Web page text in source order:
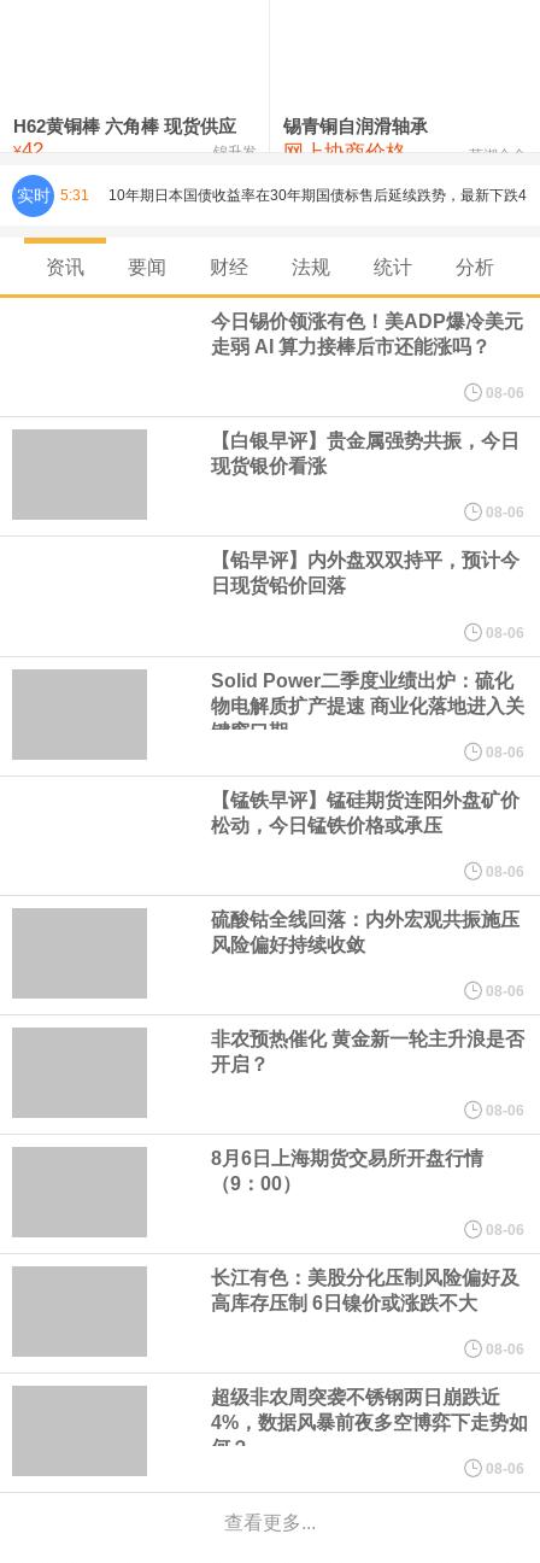
氯化镍 38,300—40,300 39,300 0
H62黄铜棒 六角棒 现货供应
¥42 锦升发
锡青铜自润滑轴承
网上协商价格 芜湖合金
实时 5:31 10年期日本国债收益率在30年期国债标售后延续跌势，最新下跌4
个基点至2.765%。30年期日本国债收益率在标售后跌幅略有收窄，
最新下跌3个基点至3.93%。
2035年之后实现大规模化。
增速处于 “稳健水平”。
累计加息25个基点的概率为54.4%。美联储到10月维持利率不变的
概率为33.5%，累计加息25个基点的概率为52.1%，累计加息50个
基点的概率为14.5%。
日本至7月31日当周买进外国债券 4779亿日元，前值由-8114亿日
元修正为-8101亿日元。日本至7月31日当周外资买进日股 -3925亿
日元，前值由9121亿日元修正为9124亿日元。日本至7月31日当周
买进外国股票 -2764亿日元，前值3202亿日元。日本至7月31日当
美国旧金山联邦储备银行行长戴利在东京的活动上讲话表示，关税
对通胀产生了明确影响。目前有部分证据显示，关税对通胀的影响
已开始消退。若中东战争结束，应会有助于通胀下行。
美联储戴利：在制定利率政策时，美联储面临不同类型的风险。完
全支持7月维持利率不变。联储仍需收集数据以确定未来政策走向。
据知情人士透露，凯文・沃什就任美联储主席以来，美国总统特朗
普已和他多次交谈，总统与央行负责人之间保持这样的沟通渠道，
资讯 要闻 财经 法规 统计 分析
今日锡价领涨有色！美ADP爆冷美元
走弱 AI 算力接棒后市还能涨吗？
08-06
【白银早评】贵金属强势共振，今日
现货银价看涨
08-06
【铅早评】内外盘双双持平，预计今
日现货铅价回落
08-06
Solid Power二季度业绩出炉：硫化
物电解质扩产提速 商业化落地进入关
键窗口期
08-06
【锰铁早评】锰硅期货连阳外盘矿价
松动，今日锰铁价格或承压
08-06
硫酸钴全线回落：内外宏观共振施压
风险偏好持续收敛
08-06
非农预热催化 黄金新一轮主升浪是否
开启？
08-06
8月6日上海期货交易所开盘行情
（9：00）
08-06
长江有色：美股分化压制风险偏好及
高库存压制 6日镍价或涨跌不大
08-06
超级非农周突袭不锈钢两日崩跌近
4%，数据风暴前夜多空博弈下走势如
何？
08-06
查看更多...